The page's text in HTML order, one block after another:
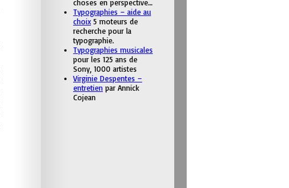
choses en perspective…
Typographies – aide au
choix 5 moteurs de
recherche pour la
typographie.
Typographies musicales
pour les 125 ans de
Sony, 1000 artistes
Virginie Despentes –
entretien par Annick
Cojean